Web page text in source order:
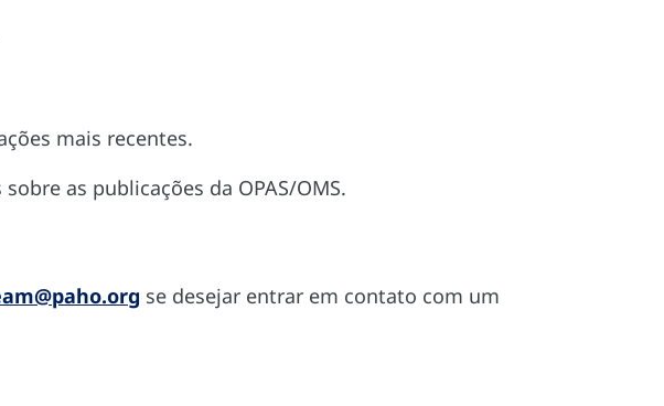
mais recentes.
as publicações da OPAS/OMS.
se desejar entrar em contato com um